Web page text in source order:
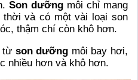
Son dưỡng môi chỉ mang
và có một vài loại son
thậm chí còn khô hơn.
từ son dưỡng môi bay hơi,
nhiều hơn và khô hơn.